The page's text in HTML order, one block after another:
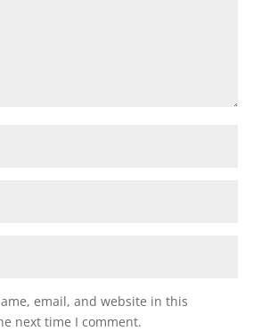
email, and website in this
next time I comment.